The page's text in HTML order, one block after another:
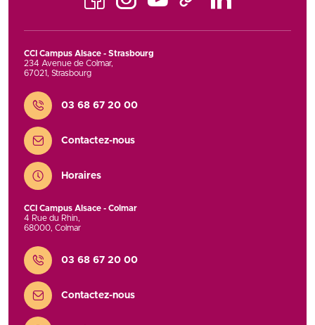
FacebookInstagramYoutube TikTok
CCI Campus Alsace - Strasbourg
234 Avenue de Colmar,
67021, Strasbourg
Contact
03 68 67 20 00
Contactez-nous
Horaires
CCI Campus Alsace - Colmar
4 Rue du Rhin,
68000, Colmar
Contact
03 68 67 20 00
Contactez-nous